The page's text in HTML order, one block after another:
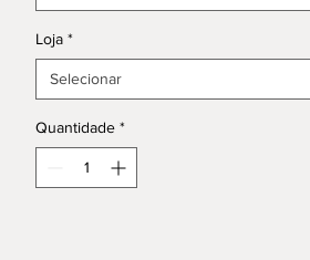
Loja *
Selecionar
Quantidade *